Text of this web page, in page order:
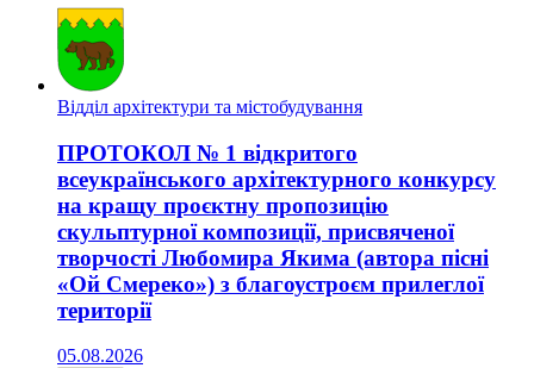
Відділ архітектури та містобудування
ПРОТОКОЛ № 1 відкритого
всеукраїнського архітектурного конкурсу
на кращу проєктну пропозицію
скульптурної композиції, присвяченої
творчості Любомира Якима (автора пісні
«Ой Смереко») з благоустроєм прилеглої
території
05.08.2026